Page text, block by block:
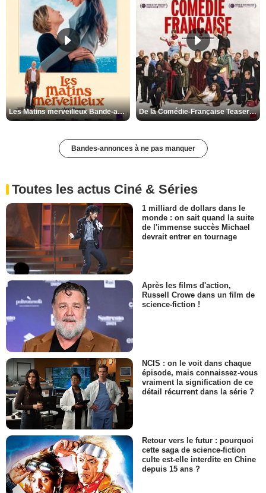
Les Matins merveilleux Bande-annonce VF De la Comédie-Française Teaser VF
Bandes-annonces à ne pas manquer
Toutes les actus Ciné & Séries
1 milliard de dollars dans le
monde : on sait quand la suite
de l'immense succès Michael
devrait entrer en tournage
Après les films d'action,
Russell Crowe dans un film de
science-fiction !
NCIS : on le voit dans chaque
épisode, mais connaissez-vous
vraiment la signification de ce
détail récurrent dans la série ?
Retour vers le futur : pourquoi
cette saga de science-fiction
culte est-elle interdite en Chine
depuis 15 ans ?